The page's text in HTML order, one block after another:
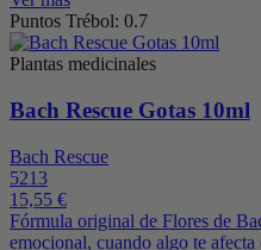
Puntos Trébol: 0.7
Plantas medicinales
Bach Rescue Gotas 10ml
Bach Rescue
5213
15,55 €
Fórmula original de Flores de
emocional, cuando algo te afecta